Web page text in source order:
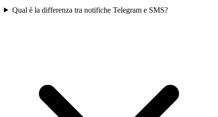
Qual è la differenza tra notifiche Telegram e SMS?